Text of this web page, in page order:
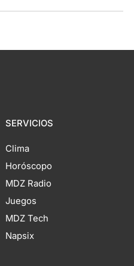
SERVICIOS
Clima
Horóscopo
MDZ Radio
Juegos
MDZ Tech
Napsix